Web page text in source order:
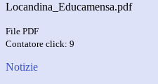
Locandina_Educamensa.pdf
File PDF
Contatore click: 9
Notizie